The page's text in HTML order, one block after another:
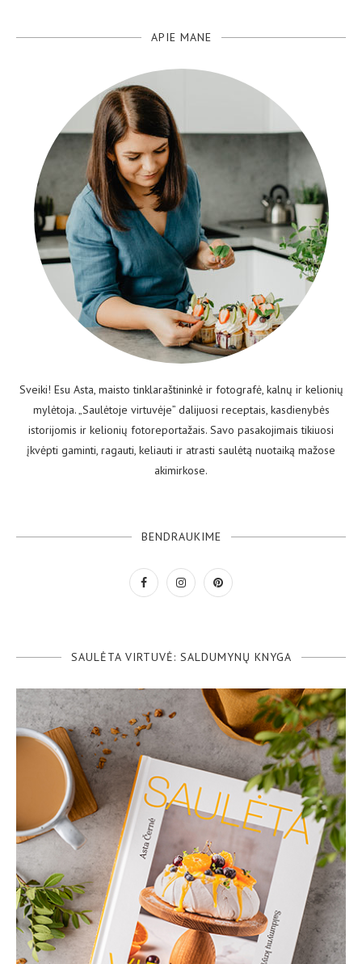
APIE MANE
Sveiki! Esu Asta, maisto tinklaraštininkė ir fotografė, kalnų ir kelionių
mylėtoja. „Saulėtoje virtuvėje” dalijuosi receptais, kasdienybės
istorijomis ir kelionių fotoreportažais. Savo pasakojimais tikiuosi
įkvėpti gaminti, ragauti, keliauti ir atrasti saulėtą nuotaiką mažose
akimirkose.
BENDRAUKIME
SAULĖTA VIRTUVĖ: SALDUMYNŲ KNYGA